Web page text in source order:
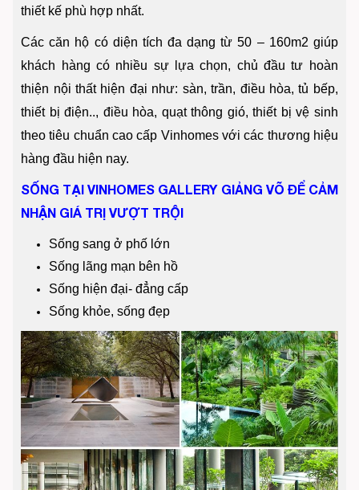
thiết kế phù hợp nhất.
Các căn hộ có diện tích đa dạng từ 50 – 160m2 giúp
khách hàng có nhiều sự lựa chọn, chủ đầu tư hoàn
thiện nội thất hiện đại như: sàn, trần, điều hòa, tủ bếp,
thiết bị điện.., điều hòa, quạt thông gió, thiết bị vệ sinh
theo tiêu chuẩn cao cấp Vinhomes với các thương hiệu
hàng đầu hiện nay.
SỐNG TẠI VINHOMES GALLERY GIẢNG VÕ ĐỂ CẢM
NHẬN GIÁ TRỊ VƯỢT TRỘI
Sống sang ở phố lớn
Sống lãng mạn bên hồ
Sống hiện đại- đẳng cấp
Sống khỏe, sống đẹp